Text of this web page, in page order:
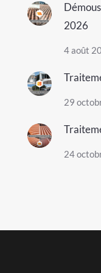
2026
4 août
29
24